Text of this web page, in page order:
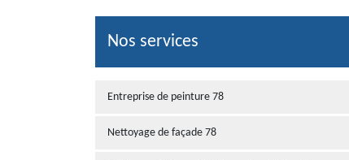
Nos services
Entreprise de peinture 78
Nettoyage de façade 78